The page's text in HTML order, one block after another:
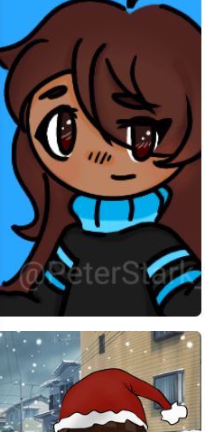
Fan Art by PeterStark000
PeterStark000
03/08/2020